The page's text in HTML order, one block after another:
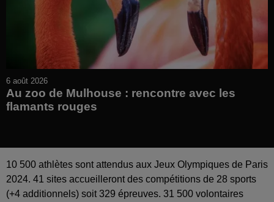
6 août 2026
Au zoo de Mulhouse : rencontre avec les
flamants rouges
10 500 athlètes sont attendus aux Jeux Olympiques de Paris
2024. 41 sites accueilleront des compétitions de 28 sports
(+4 additionnels) soit 329 épreuves. 31 500 volontaires